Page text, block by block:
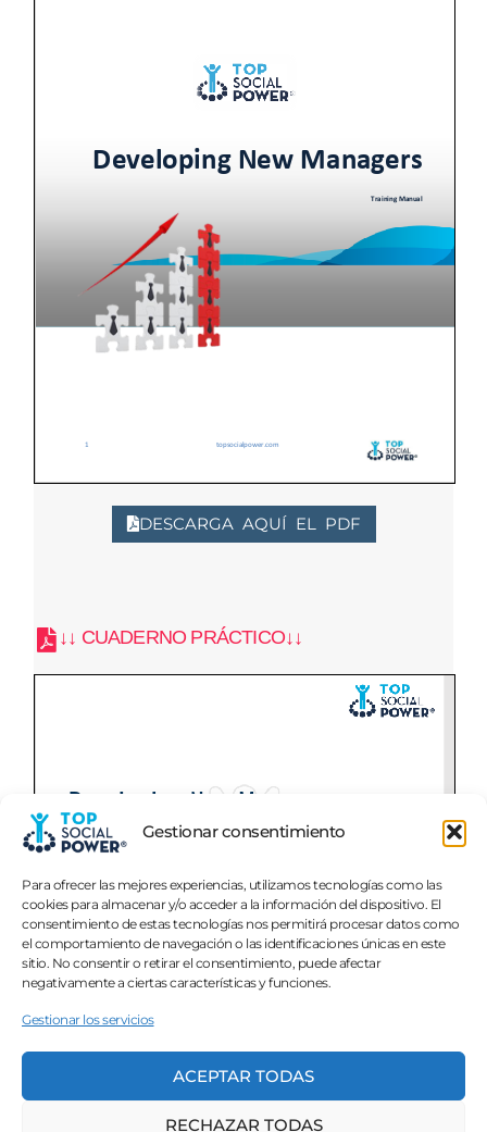
Gestionar consentimiento
Para ofrecer las mejores experiencias, utilizamos tecnologías como las
cookies para almacenar y/o acceder a la información del dispositivo. El
consentimiento de estas tecnologías nos permitirá procesar datos como
el comportamiento de navegación o las identificaciones únicas en este
sitio. No consentir o retirar el consentimiento, puede afectar
negativamente a ciertas características y funciones.
Gestionar los servicios
ACEPTAR TODAS
RECHAZAR TODAS
DESCARGA AQUÍ EL PDF
↓↓ CUADERNO PRÁCTICO↓↓
DESCARGA AQUÍ EL PDF